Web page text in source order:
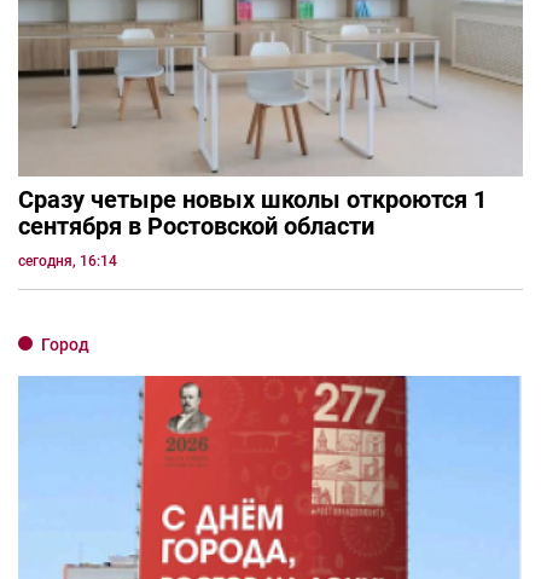
Сразу четыре новых школы откроются 1
сентября в Ростовской области
сегодня, 16:14
Город